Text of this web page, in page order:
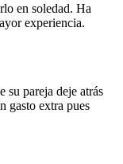
en soledad. Ha
experiencia.
su pareja deje atrás
gasto extra pues